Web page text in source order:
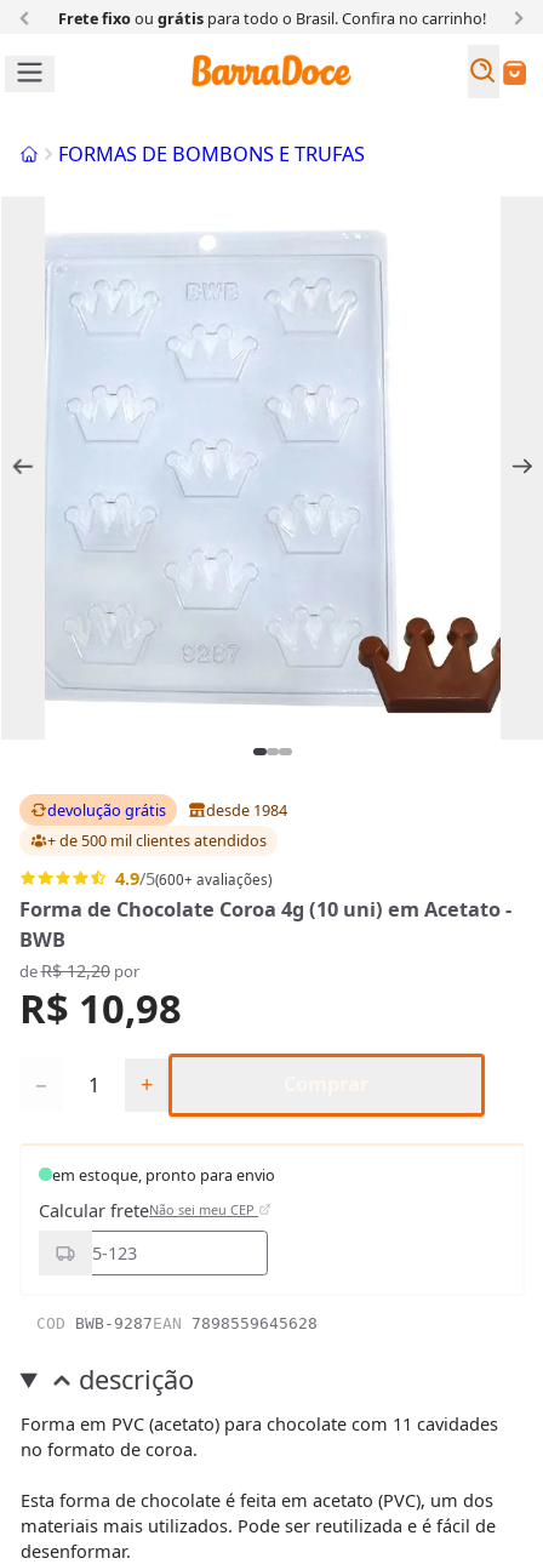
Frete fixoou grátispara todo o Brasil. Confira no carrinho!
Buscar
InícioFORMAS DE BOMBONS E TRUFAS
devolução grátis
desde 1984
+ de 500 mil clientesatendidos
4.9/5(600+ avaliações)
Forma de Chocolate Coroa 4g (10 uni) em Acetato -
BWB
deR$ 12,20por
R$ 10,98
− +
em estoque, pronto para envio
Calcular freteNão sei meu CEP
COD BWB-9287EAN 7898559645628
descrição
Forma em PVC (acetato) para chocolate com 11 cavidades
no formato de coroa.
Esta forma de chocolate é feita em acetato (PVC), um dos
materiais mais utilizados. Pode ser reutilizada e é fácil de
desenformar.